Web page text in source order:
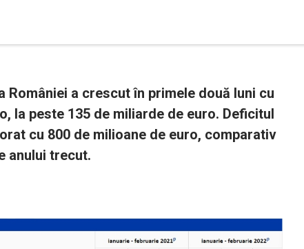
României a crescut în primele două luni cu
la peste 135 de miliarde de euro. Deficitul
cu 800 de milioane de euro, comparativ
anului trecut.